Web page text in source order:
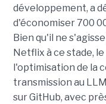
développement, a
d'économiser 700
Bien qu'il ne
Netflix à ce stade,
l'optimisation de la
transmission au
sur GitHub, avec